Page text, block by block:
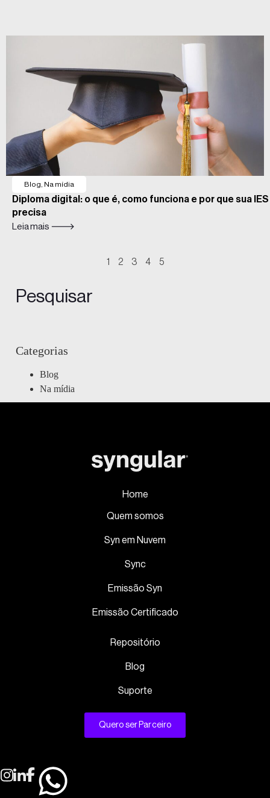
Blog Na mídia
Diploma digital: o que é, como funciona e por que sua IES
precisa
Leia mais 🡒
1 2 3 4 5
Pesquisar
Categorias
Blog
Na mídia
Home
Quem somos
Syn em Nuvem
Sync
Emissão Syn
Emissão Certificado
Repositório
Blog
Suporte
Quero ser Parceiro